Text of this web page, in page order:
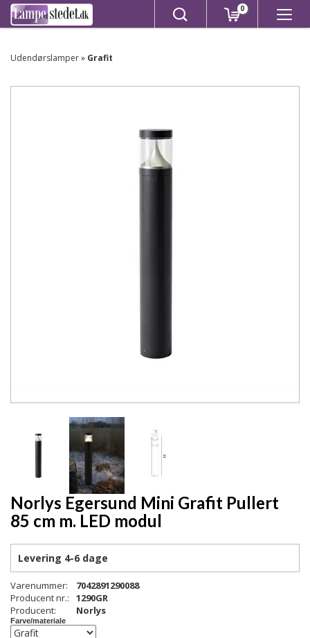
0
Udendørslamper» Grafit
Norlys Egersund Mini Grafit Pullert
85 cm m. LED modul
Levering 4-6 dage
Varenummer:
7042891290088
Producent nr.:
1290GR
Producent:
Norlys
Farve/materiale